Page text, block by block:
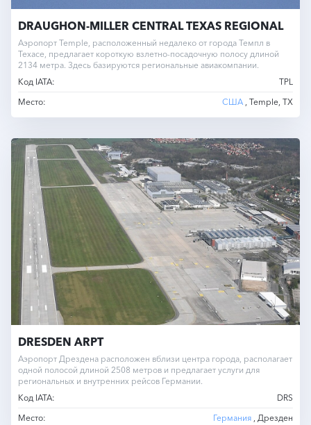
DRAUGHON-MILLER CENTRAL TEXAS REGIONAL
Аэропорт Temple, расположенный недалеко от города Темпл в
Техасе, предлагает короткую взлетно-посадочную полосу длиной
2134 метра. Здесь базируются региональные авиакомпании.
Код IATA:
TPL
Место:
США , Temple, TX
DRESDEN ARPT
Аэропорт Дрездена расположен вблизи центра города, располагает
одной полосой длиной 2508 метров и предлагает услуги для
региональных и внутренних рейсов Германии.
Код IATA:
DRS
Место:
Германия , Дрезден